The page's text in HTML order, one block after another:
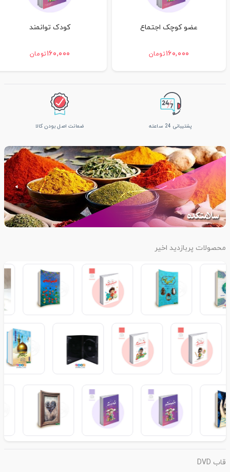
عضو کوچک اجتماع
۱۶۰,۰۰۰تومان
کودک توانمند
۱۶۰,۰۰۰تومان
پشتیبانی 24 ساعته ضمانت اصل بودن کالا
محصولات پربازدید اخیر
قاب DVD